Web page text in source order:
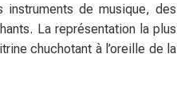
instruments de musique, des
La représentation la plus
chuchotant à l’oreille de la